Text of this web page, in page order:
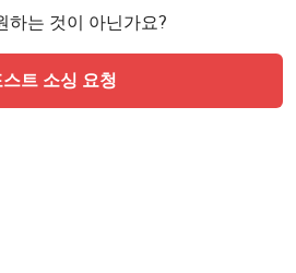
하는 것이 아닌가요?
스트 소싱 요청